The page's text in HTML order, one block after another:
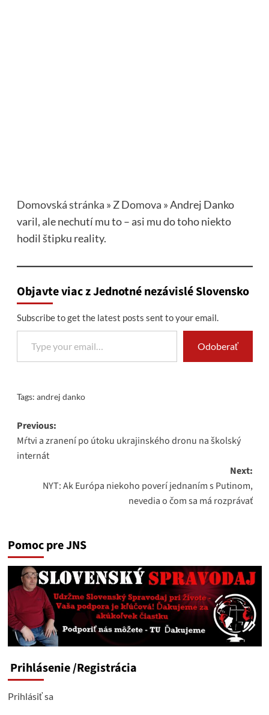
Domovská stránka » Z Domova »Andrej Danko
varil, ale nechutí mu to – asi mu do toho niekto
hodil štipku reality.
Objavte viac z Jednotné nezávislé Slovensko
Subscribe to get the latest posts sent to your email.
Type your email…
Odoberať
Tags: andrej danko
Post
navigation
Previous:
Mŕtvi a zranení po útoku ukrajinského dronu na školský
internát
Next:
NYT: Ak Európa niekoho poverí jednaním s Putinom,
nevedia o čom sa má rozprávať
Pomoc pre JNS
Prihlásenie/Registrácia
Prihlásiť sa